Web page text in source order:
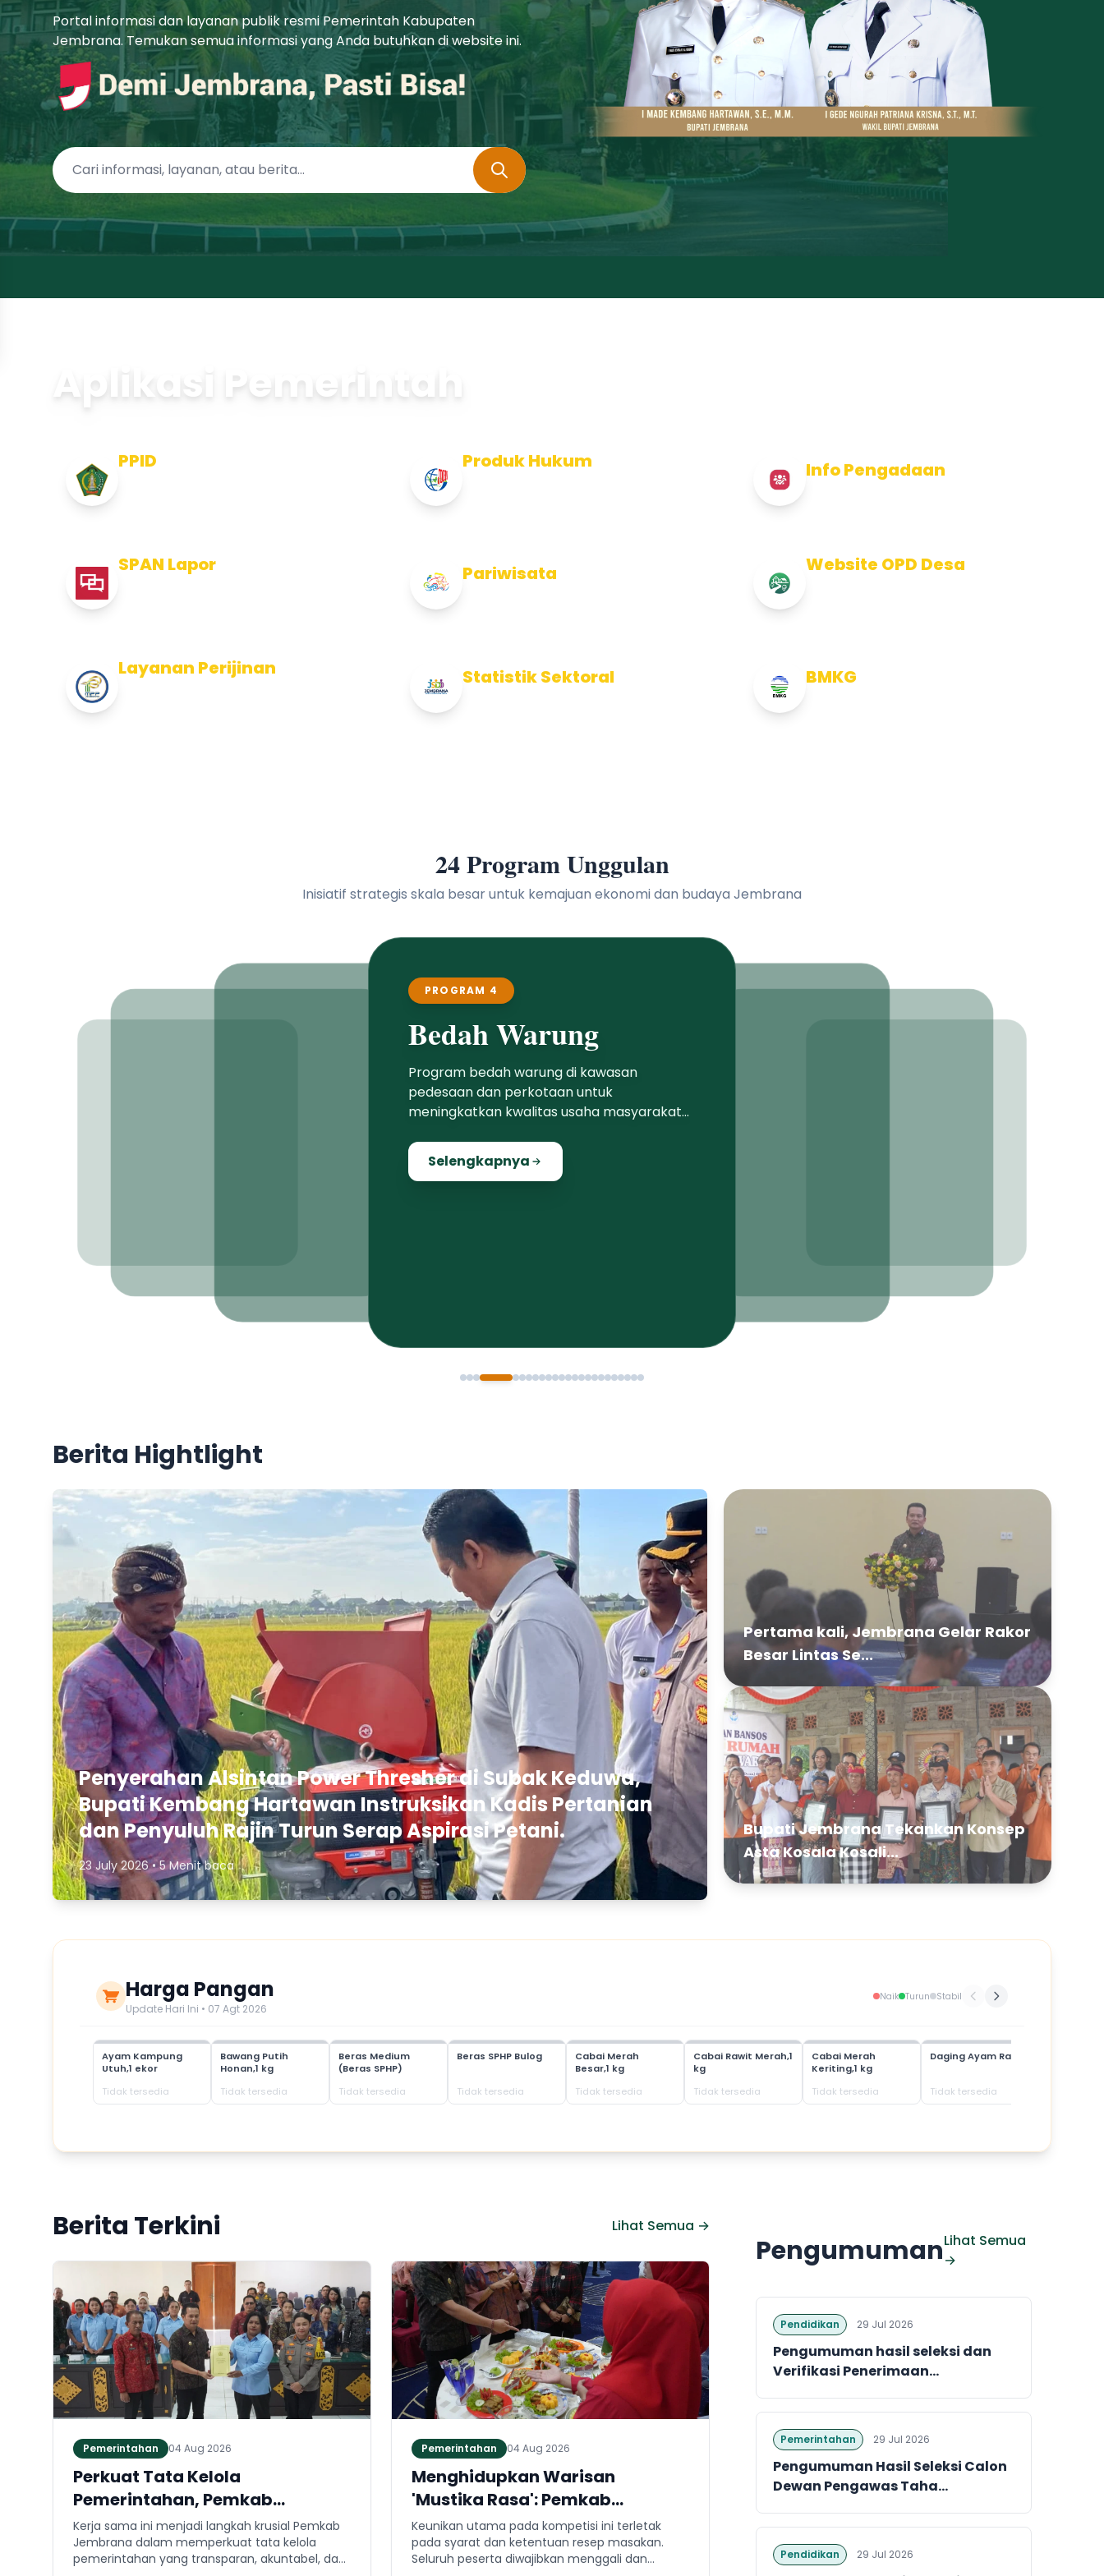
Portal informasi dan layanan publik resmi Pemerintah Kabupaten
Jembrana. Temukan semua informasi yang Anda butuhkan di website ini.
Aplikasi Pemerintah
PPID Produk Hukum Info Pengadaan
SPAN Lapor Pariwisata Website OPD Desa
Layanan Perijinan Statistik Sektoral BMKG
24 Program Unggulan
Inisiatif strategis skala besar untuk kemajuan ekonomi dan budaya Jembrana
PROGRAM 4
Bedah Warung
Program bedah warung di kawasan
pedesaan dan perkotaan untuk
meningkatkan kwalitas usaha masyarakat
Selengkapnya
Berita Hightlight
Penyerahan Alsintan Power Thresher di Subak Keduwa,
Bupati Kembang Hartawan Instruksikan Kadis Pertanian
dan Penyuluh Rajin Turun Serap Aspirasi Petani.
23 July 2026 • 5 Menit baca
Pertama kali, Jembrana Gelar Rakor
Besar Lintas Se...
Bupati Jembrana Tekankan Konsep
Asta Kosala Kosali...
Harga Pangan
Update Hari Ini • 07 Agt 2026
Naik Turun Stabil
Ayam Kampung
Utuh,1 ekor
Tidak tersedia
Bawang Putih
Honan,1 kg
Tidak tersedia
Beras Medium
(Beras SPHP)
Tidak tersedia
Beras SPHP Bulog
Tidak tersedia
Cabai Merah
Besar,1 kg
Tidak tersedia
Cabai Rawit Merah,1
kg
Tidak tersedia
Cabai Merah
Keriting,1 kg
Tidak tersedia
Daging Ayam Ras
Tidak tersedia
Berita Terkini Lihat Semua →
Pemerintahan 04 Aug 2026
Perkuat Tata Kelola
Pemerintahan, Pemkab
Jembrana dan Kejari Jembrana
Sepakati Kerja Sama Hukum
Datun
Kerja sama ini menjadi langkah krusial Pemkab
Jembrana dalam memperkuat tata kelola
pemerintahan yang transparan, akuntabel, dan
Pemerintahan 04 Aug 2026
Menghidupkan Warisan
'Mustika Rasa': Pemkab
Jembrana Gali Keteladanan
Bung Karno Lewat Lomba Cipta
Menu Kuliner
Keunikan utama pada kompetisi ini terletak
pada syarat dan ketentuan resep masakan.
Seluruh peserta diwajibkan menggali dan
PengumumanLihat Semua
→
Pendidikan 29 Jul 2026
Pengumuman hasil seleksi dan
Verifikasi Penerimaan...
Pemerintahan 29 Jul 2026
Pengumuman Hasil Seleksi Calon
Dewan Pengawas Taha...
Pendidikan 29 Jul 2026